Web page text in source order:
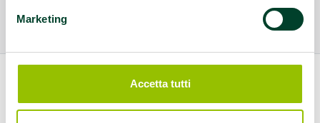
Marketing
Accetta tutti